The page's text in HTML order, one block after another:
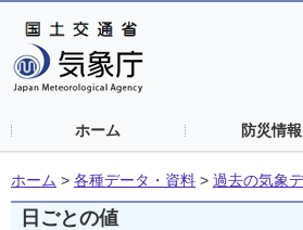
ホーム 防災情報
ホーム > 各種データ・資料 > 過去の気象
日ごとの値